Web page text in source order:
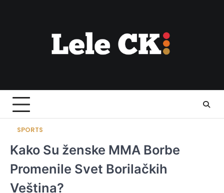
SPORTS
Kako Su ženske MMA Borbe
Promenile Svet Borilačkih
Veština?